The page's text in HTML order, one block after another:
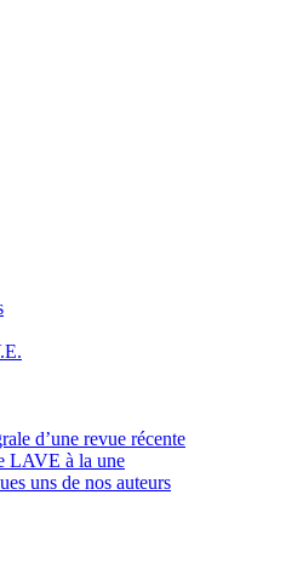
d’une revue récente
LAVE à la une
uns de nos auteurs